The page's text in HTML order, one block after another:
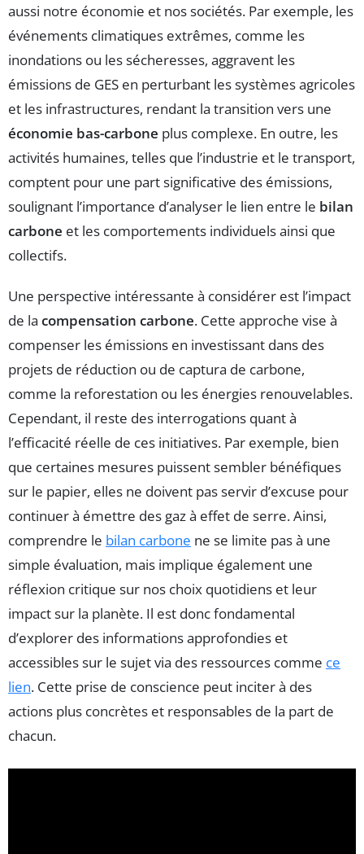
aussi notre économie et nos sociétés. Par exemple, les
événements climatiques extrêmes, comme les
inondations ou les sécheresses, aggravent les
émissions de GES en perturbant les systèmes agricoles
et les infrastructures, rendant la transition vers une
économie bas-carbone plus complexe. En outre, les
activités humaines, telles que l’industrie et le transport,
comptent pour une part significative des émissions,
soulignant l’importance d’analyser le lien entre le bilan
carbone et les comportements individuels ainsi que
collectifs.
Une perspective intéressante à considérer est l’impact
de la compensation carbone. Cette approche vise à
compenser les émissions en investissant dans des
projets de réduction ou de captura de carbone,
comme la reforestation ou les énergies renouvelables.
Cependant, il reste des interrogations quant à
l’efficacité réelle de ces initiatives. Par exemple, bien
que certaines mesures puissent sembler bénéfiques
sur le papier, elles ne doivent pas servir d’excuse pour
continuer à émettre des gaz à effet de serre. Ainsi,
comprendre le bilan carbone ne se limite pas à une
simple évaluation, mais implique également une
réflexion critique sur nos choix quotidiens et leur
impact sur la planète. Il est donc fondamental
d’explorer des informations approfondies et
accessibles sur le sujet via des ressources comme ce
lien. Cette prise de conscience peut inciter à des
actions plus concrètes et responsables de la part de
chacun.